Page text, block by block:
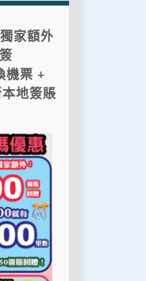
家額外
機票 +
地簽賬